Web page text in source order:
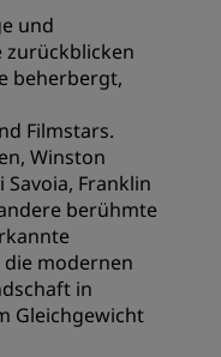
und
zurückblicken
beherbergt,
Filmstars.
Winston
Franklin
berühmte
modernen
in
Gleichgewicht